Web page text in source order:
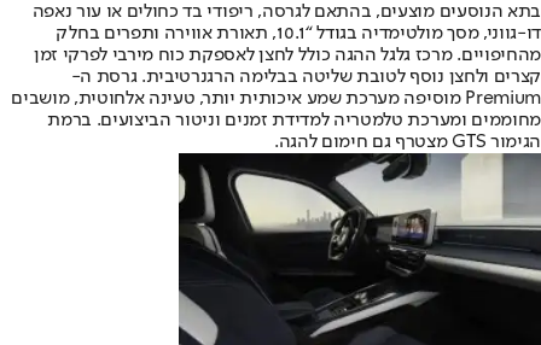
בתא הנוסעים מוצעים, בהתאם לגרסה, ריפודי בד כחולים או עור נאפה
דו-גווני, מסך מולטימדיה בגודל “10.1, תאורת אווירה ותפרים בחלק
מהחיפויים. מרכז גלגל ההגה כולל לחצן לאספקת כוח מירבי לפרקי זמן
קצרים ולחצן נוסף לטובת שליטה בבלימה הרגנרטיבית. גרסת ה-
Premium מוסיפה מערכת שמע איכותית יותר, טעינה אלחוטית, מושבים
מחוממים ומערכת טלמטריה למדידת זמנים וניטור הביצועים. ברמת
הגימור GTS מצטרף גם חימום להגה.